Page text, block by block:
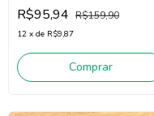
Menina Infanti 90700 (Bege
Claro/Rosa)
R$95,94 R$159,90
12 x de R$9,87
Comprar